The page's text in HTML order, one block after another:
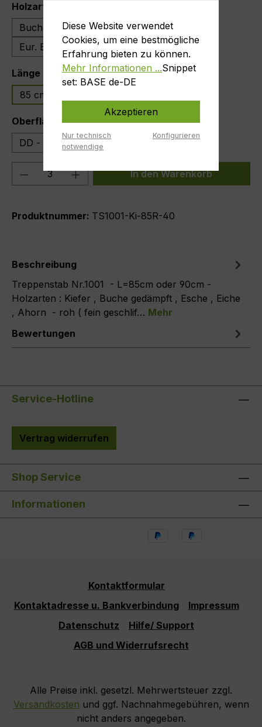
Holzart
Buche (gedämpft)
Esche
Eur. Ahorn
Eur. Eiche
Kiefer
Längeauswählen
85 cm
Oberflächeauswählen
DD - lackiert
roh (geschliffen)
Produkt Anzahl: Gib denIn den Warenkorb
Produktnummer: TS1001-Ki-85R-40
Beschreibung
Treppenstab Nr.1001 - L=85cm oder 90cm -
Holzarten : Kiefer , Buche gedämpft , Esche , Eiche
, Ahorn - roh ( fein geschlif… Mehr
Bewertungen
Service-Hotline
Vertrag widerrufen
Shop Service
Informationen
Kontaktformular
Kontaktadresse u. Bankverbindung
Impressum
Datenschutz
Hilfe/ Support
AGB und Widerrufsrecht
Alle Preise inkl. gesetzl. Mehrwertsteuer zzgl.
Versandkosten und ggf. Nachnahmegebühren, wenn
nicht anders angegeben.
Diese Website verwendet
Cookies, um eine bestmögliche
Erfahrung bieten zu können.
Mehr Informationen ...Snippet
set: BASE de-DE
Akzeptieren
Nur technisch
notwendige
Konfigurieren